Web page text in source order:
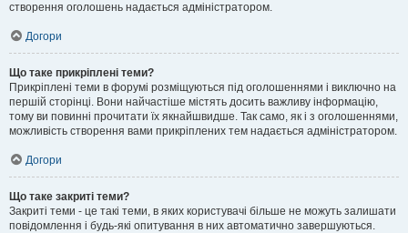
створення оголошень надається адміністратором.
Догори
Що таке прикріплені теми?
Прикріплені теми в форумі розміщуються під оголошеннями і виключно на
першій сторінці. Вони найчастіше містять досить важливу інформацію,
тому ви повинні прочитати їх якнайшвидше. Так само, як і з оголошеннями,
можливість створення вами прикріплених тем надається адміністратором.
Догори
Що таке закриті теми?
Закриті теми - це такі теми, в яких користувачі більше не можуть залишати
повідомлення і будь-які опитування в них автоматично завершуються.